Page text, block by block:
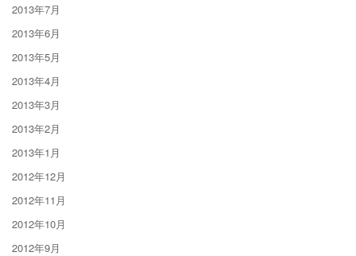
2013年7月
2013年6月
2013年5月
2013年4月
2013年3月
2013年2月
2013年1月
2012年12月
2012年11月
2012年10月
2012年9月